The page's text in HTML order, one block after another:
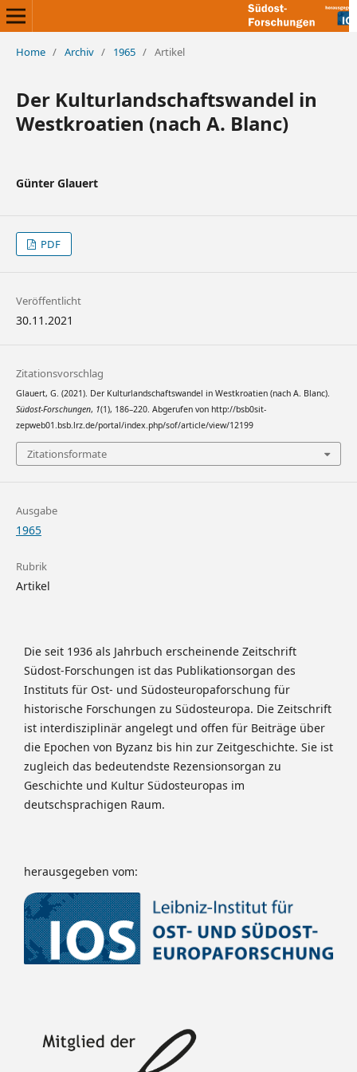
Home / Archiv / 1965 / Artikel
Der Kulturlandschaftswandel in
Westkroatien (nach A. Blanc)
Günter Glauert
PDF
Veröffentlicht
30.11.2021
Zitationsvorschlag
Glauert, G. (2021). Der Kulturlandschaftswandel in Westkroatien (nach A. Blanc).
Südost-Forschungen, 1(1), 186–220. Abgerufen von http://bsb0sit-
zepweb01.bsb.lrz.de/portal/index.php/sof/article/view/12199
Zitationsformate
Ausgabe
1965
Rubrik
Artikel
Die seit 1936 als Jahrbuch erscheinende Zeitschrift
Südost-Forschungen ist das Publikationsorgan des
Instituts für Ost- und Südosteuropaforschung für
historische Forschungen zu Südosteuropa. Die Zeitschrift
ist interdisziplinär angelegt und offen für Beiträge über
die Epochen von Byzanz bis hin zur Zeitgeschichte. Sie ist
zugleich das bedeutendste Rezensionsorgan zu
Geschichte und Kultur Südosteuropas im
deutschsprachigen Raum.
herausgegeben vom: